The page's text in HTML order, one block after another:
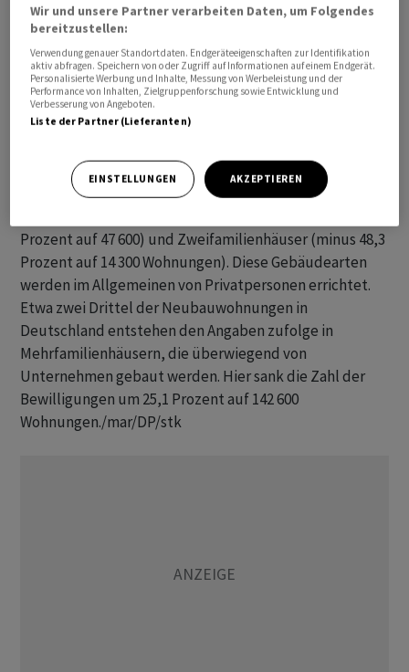
Wohnungsmangel gerade in Städten ein wichtiger
Indikator. In den Zahlen sind sowohl die
Baugenehmigungen für Wohnungen in neuen Gebäuden
als auch Umbauten enthalten.
In neu zu errichtenden Wohngebäuden wurden im
genehmigt. Das waren 29,7 Prozent weniger als im
Vorjahr. Besonders deutlich sank die Zahl der
Prozent auf 47 600) und Zweifamilienhäuser (minus 48,3
Prozent auf 14 300 Wohnungen). Diese Gebäudearten
werden im Allgemeinen von Privatpersonen errichtet.
Etwa zwei Drittel der Neubauwohnungen in
Deutschland entstehen den Angaben zufolge in
Mehrfamilienhäusern, die überwiegend von
Unternehmen gebaut werden. Hier sank die Zahl der
Bewilligungen um 25,1 Prozent auf 142 600
Wohnungen./mar/DP/stk
Wir und unsere Partner verarbeiten Daten, um Folgendes
bereitzustellen:
Verwendung genauer Standortdaten. Endgeräteeigenschaften zur Identifikation
aktiv abfragen. Speichern von oder Zugriff auf Informationen auf einem Endgerät.
Personalisierte Werbung und Inhalte, Messung von Werbeleistung und der
Performance von Inhalten, Zielgruppenforschung sowie Entwicklung und
Verbesserung von Angeboten.
Liste der Partner (Lieferanten)
EINSTELLUNGEN AKZEPTIEREN